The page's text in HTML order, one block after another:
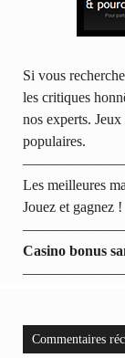
Si vous
les critiques
nos experts.
populaires.
Les meilleures
Jouez et gagnez !
Casino bonus
Commentaires